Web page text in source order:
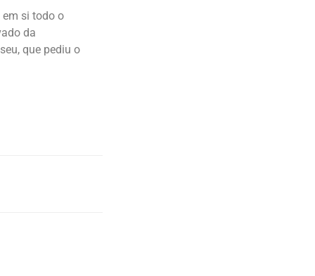
em si todo o
da
que pediu o